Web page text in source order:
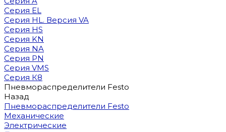
Серия EL
Серия HL. Версия VA
Серия HS
Серия KN
Серия NA
Серия PN
Серия VMS
Серия К8
Пневмораспределители Festo
Назад
Пневмораспределители Festo
Механические
Электрические